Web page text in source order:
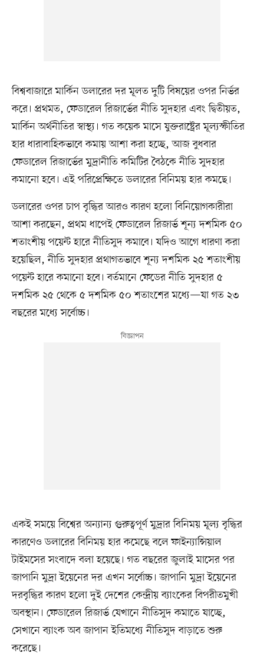
বিশ্ববাজারে মার্কিন ডলারের দর মূলত দুটি বিষয়ের ওপর নির্ভর
করে। প্রথমত, ফেডারেল রিজার্ভের নীতি সুদহার এবং দ্বিতীয়ত,
মার্কিন অর্থনীতির স্বাস্থ্য। গত কয়েক মাসে যুক্তরাষ্ট্রের মূল্যস্ফীতির
হার ধারাবাহিকভাবে কমায় আশা করা হচ্ছে, আজ বুধবার
ফেডারেল রিজার্ভের মুদ্রানীতি কমিটির বৈঠকে নীতি সুদহার
কমানো হবে। এই পরিপ্রেক্ষিতে ডলারের বিনিময় হার কমছে।
ডলারের ওপর চাপ বৃদ্ধির আরও কারণ হলো বিনিয়োগকারীরা
আশা করছেন, প্রথম ধাপেই ফেডারেল রিজার্ভ শূন্য দশমিক ৫০
শতাংশীয় পয়েন্ট হারে নীতিসুদ কমাবে। যদিও আগে ধারণা করা
হয়েছিল, নীতি সুদহার প্রথাগতভাবে শূন্য দশমিক ২৫ শতাংশীয়
পয়েন্ট হারে কমানো হবে। বর্তমানে ফেডের নীতি সুদহার ৫
দশমিক ২৫ থেকে ৫ দশমিক ৫০ শতাংশের মধ্যে—যা গত ২৩
বছরের মধ্যে সর্বোচ্চ।
একই সময়ে বিশ্বের অন্যান্য গুরুত্বপূর্ণ মুদ্রার বিনিময় মূল্য বৃদ্ধির
কারণেও ডলারের বিনিময় হার কমেছে বলে ফাইন্যান্সিয়াল
টাইমসের সংবাদে বলা হয়েছে। গত বছরের জুলাই মাসের পর
জাপানি মুদ্রা ইয়েনের দর এখন সর্বোচ্চ। জাপানি মুদ্রা ইয়েনের
দরবৃদ্ধির কারণ হলো দুই দেশের কেন্দ্রীয় ব্যাংকের বিপরীতমুখী
অবস্থান। ফেডারেল রিজার্ভ যেখানে নীতিসুদ কমাতে যাচ্ছে,
সেখানে ব্যাংক অব জাপান ইতিমধ্যে নীতিসুদ বাড়াতে শুরু
করেছে।